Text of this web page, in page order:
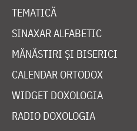
TEMATICĂ
SINAXAR ALFABETIC
MĂNĂSTIRI ȘI BISERICI
CALENDAR ORTODOX
WIDGET DOXOLOGIA
RADIO DOXOLOGIA